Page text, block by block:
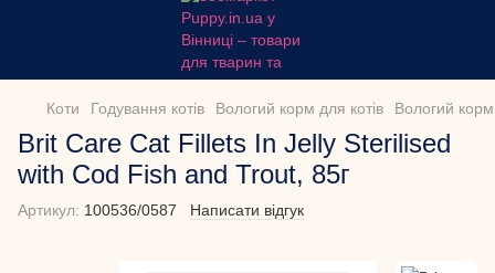
Коти Годування котів Вологий корм для котів Вологий
Brit Care Cat Fillets In Jelly Sterilised
with Cod Fish and Trout, 85г
Артикул: 100536/0587 Написати відгук